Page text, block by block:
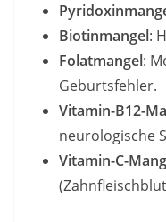
Biotinmangel:
Folatmangel:
Geburtsfehler.
Vitamin-B12-
neurologische
Vitamin-C-